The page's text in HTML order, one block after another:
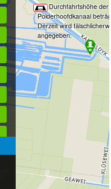
Die Durchfahrtshöhe der
Polderhoofdkanaal
Derzeit wird
angegeben.